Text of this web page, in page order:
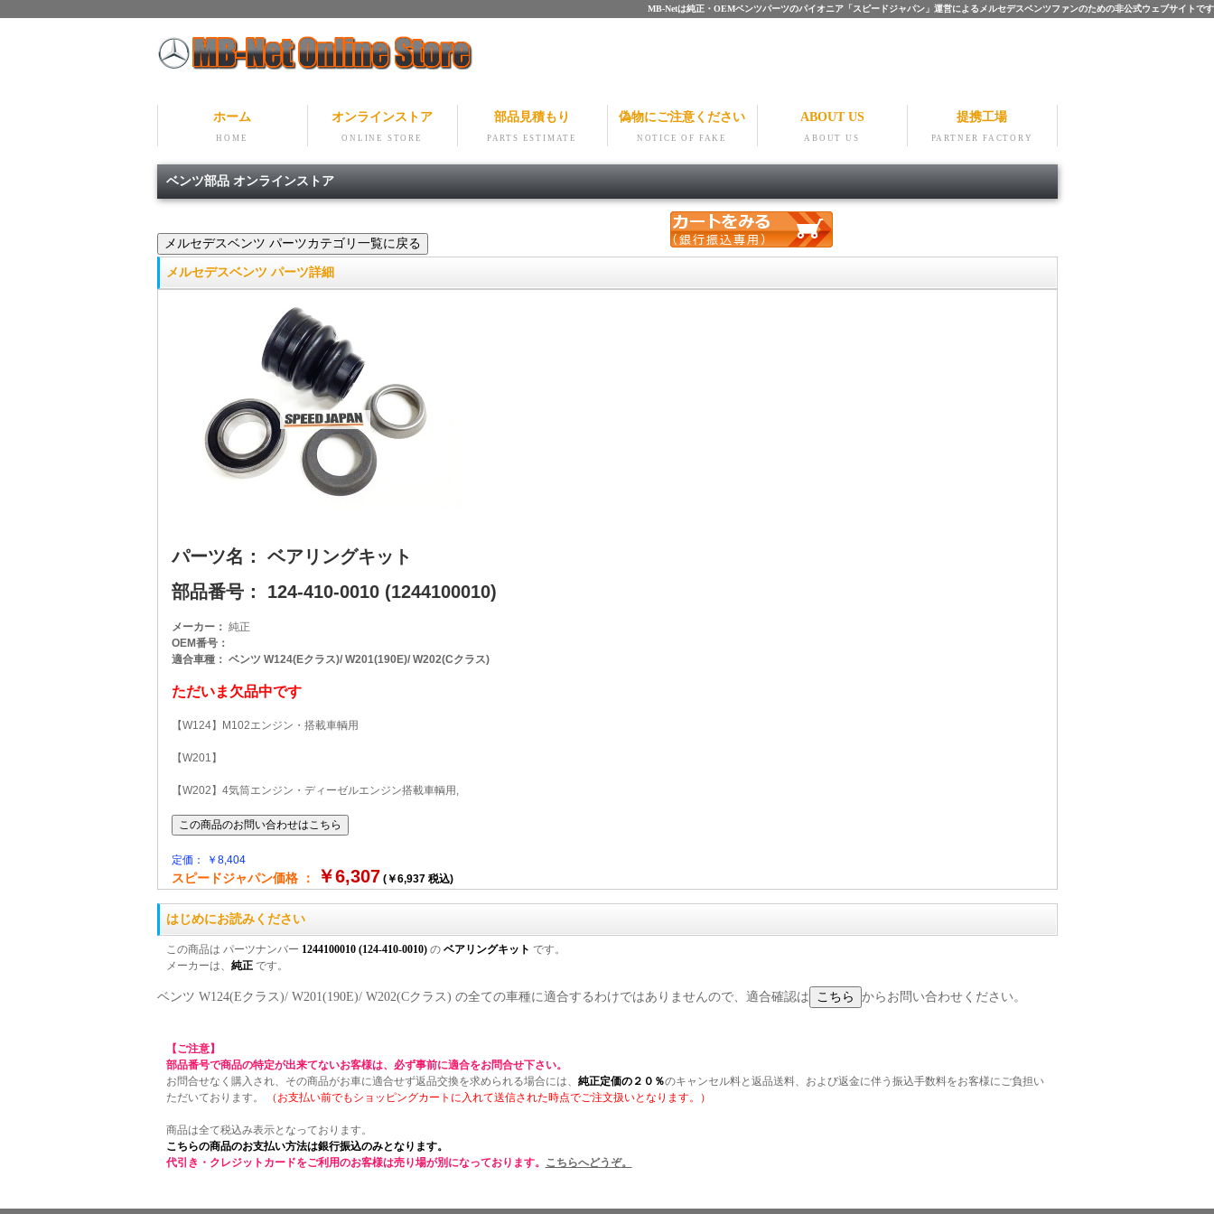
MB-Netは純正・OEMベンツパーツのパイオニア「スピードジャパン」運営によるメルセデスベンツファンのための非公式ウェブサイトです
ホーム
HOME
オンラインストア
ONLINE STORE
部品見積もり
PARTS ESTIMATE
偽物にご注意ください
NOTICE OF FAKE
ABOUT US
ABOUT US
提携工場
PARTNER FACTORY
ベンツ部品 オンラインストア
メルセデスベンツ パーツ詳細
パーツ名： ベアリングキット
部品番号： 124-410-0010 (1244100010)
メーカー： 純正
OEM番号：
適合車種： ベンツ W124(Eクラス)/ W201(190E)/ W202(Cクラス)
ただいま欠品中です
【W124】M102エンジン・搭載車輌用
【W201】
【W202】4気筒エンジン・ディーゼルエンジン搭載車輌用,
定価： ￥8,404
スピードジャパン価格 ： ￥6,307 (￥6,937 税込)
はじめにお読みください
この商品は パーツナンバー 1244100010 (124-410-0010)の ベアリングキット です。
メーカーは、 純正です。
ベンツ W124(Eクラス)/ W201(190E)/ W202(Cクラス) の全ての車種に適合するわけではありませんので、適合確認は からお問い合わせください。
【ご注意】
部品番号で商品の特定が出来てないお客様は、必ず事前に適合をお問合せ下さい。
お問合せなく購入され、その商品がお車に適合せず返品交換を求められる場合には、 純正定価の２０％のキャンセル料と返品送料、および返金に伴う振込手数料をお客様にご負担い
ただいております。
（お支払い前でもショッピングカートに入れて送信された時点でご注文扱いとなります。）
商品は全て税込み表示となっております。
こちらの商品のお支払い方法は銀行振込のみとなります。
代引き・クレジットカードをご利用のお客様は売り場が別になっております。 こちらへどうぞ。